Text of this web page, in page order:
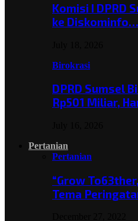
Komisi I DPRD
ke Diskominfo…
Birokrasi
DPRD Sumsel
Rp501 Miliar,
Pertanian
Pertanian
“Grow
Tema